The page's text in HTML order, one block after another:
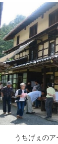
うちげぇのア